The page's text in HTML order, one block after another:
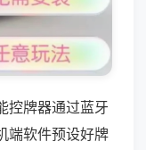
控牌器通过蓝牙
端软件预设好牌